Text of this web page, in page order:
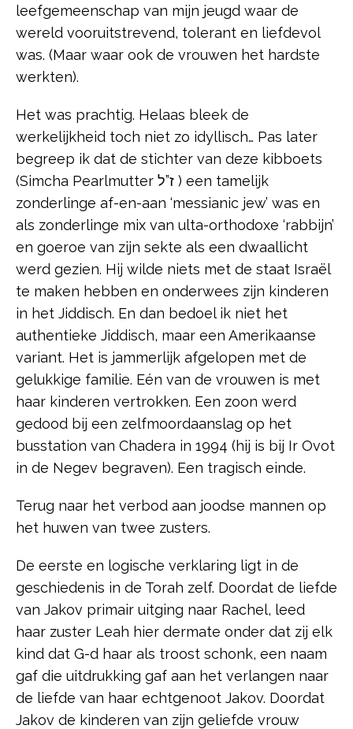
leefgemeenschap van mijn jeugd waar de
wereld vooruitstrevend, tolerant en liefdevol
was. (Maar waar ook de vrouwen het hardste
werkten).
Het was prachtig. Helaas bleek de
werkelijkheid toch niet zo idyllisch… Pas later
begreep ik dat de stichter van deze kibboets
(Simcha Pearlmutter ז”ל ) een tamelijk
zonderlinge af-en-aan ‘messianic jew’ was en
als zonderlinge mix van ulta-orthodoxe ‘rabbijn’
en goeroe van zijn sekte als een dwaallicht
werd gezien. Hij wilde niets met de staat Israël
te maken hebben en onderwees zijn kinderen
in het Jiddisch. En dan bedoel ik niet het
authentieke Jiddisch, maar een Amerikaanse
variant. Het is jammerlijk afgelopen met de
gelukkige familie. Eén van de vrouwen is met
haar kinderen vertrokken. Een zoon werd
gedood bij een zelfmoordaanslag op het
busstation van Chadera in 1994 (hij is bij Ir Ovot
in de Negev begraven). Een tragisch einde.
Terug naar het verbod aan joodse mannen op
het huwen van twee zusters.
De eerste en logische verklaring ligt in de
geschiedenis in de Torah zelf. Doordat de liefde
van Jakov primair uitging naar Rachel, leed
haar zuster Leah hier dermate onder dat zij elk
kind dat G-d haar als troost schonk, een naam
gaf die uitdrukking gaf aan het verlangen naar
de liefde van haar echtgenoot Jakov. Doordat
Jakov de kinderen van zijn geliefde vrouw